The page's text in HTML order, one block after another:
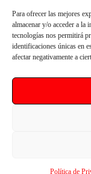
Para ofrecer las mejores
almacenar y/o acceder a
tecnologías nos permitirá
identificaciones únicas en
afectar negativamente a
Política de
El PSOE propone
desperfectos y un
mantenimiento en